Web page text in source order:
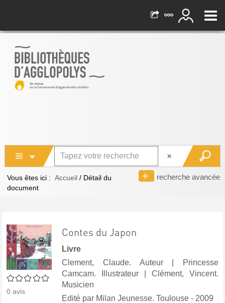
recherche avancée
Vous êtes ici : Accueil / Détail du
document
0/5
0 avis
Contes du Japon
Livre
Clement, Claude. Auteur|
Princesse
Camcam. Illustrateur
Clément, Vincent.
Musicien
Edité par Milan Jeunesse. Toulouse - 2009